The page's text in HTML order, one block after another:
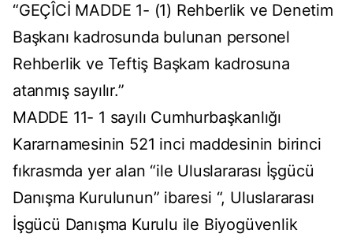
“GEÇÎCİ MADDE 1- (1) Rehberlik ve Denetim
Başkanı kadrosunda bulunan personel
Rehberlik ve Teftiş Başkam kadrosuna
atanmış sayılır.”
MADDE 11- 1 sayılı Cumhurbaşkanlığı
Kararnamesinin 521 inci maddesinin birinci
fıkrasmda yer alan “ile Uluslararası İşgücü
Danışma Kurulunun” ibaresi “, Uluslararası
İşgücü Danışma Kurulu ile Biyogüvenlik